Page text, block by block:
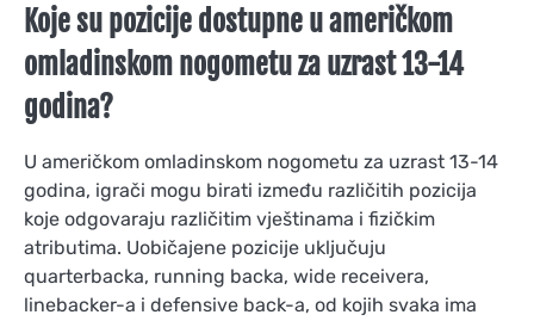
Koje su pozicije dostupne u američkom
omladinskom nogometu za uzrast 13-14
godina?
U američkom omladinskom nogometu za uzrast 13-14
godina, igrači mogu birati između različitih pozicija
koje odgovaraju različitim vještinama i fizičkim
atributima. Uobičajene pozicije uključuju
quarterbacka, running backa, wide receivera,
linebacker-a i defensive back-a, od kojih svaka ima